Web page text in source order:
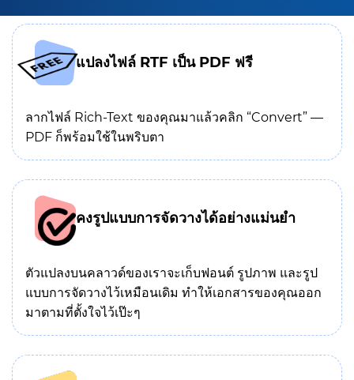
แปลงไฟล์ RTF เป็น PDF ฟรี
ลากไฟล์ Rich-Text ของคุณมาแล้วคลิก “Convert” —
PDF ก็พร้อมใช้ในพริบตา
คงรูปแบบการจัดวางได้อย่างแม่นยำ
ตัวแปลงบนคลาวด์ของเราจะเก็บฟอนต์ รูปภาพ และรูป
แบบการจัดวางไว้เหมือนเดิม ทำให้เอกสารของคุณออก
มาตามที่ตั้งใจไว้เป๊ะๆ